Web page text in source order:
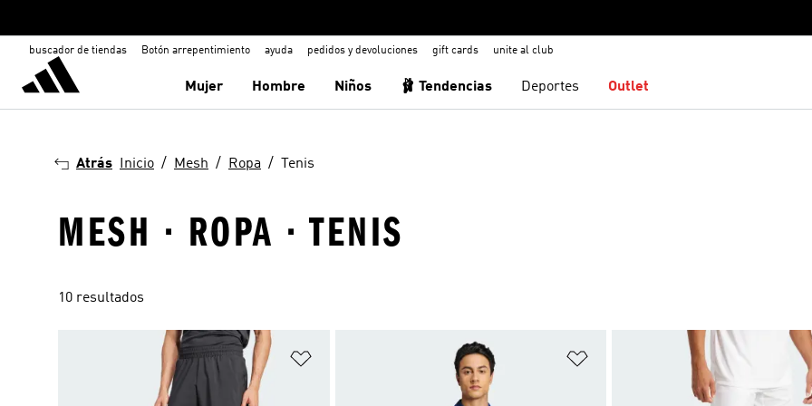
buscador de tiendas Botón arrepentimiento ayuda pedidos y devoluciones gift cards unite al club
Mujer Hombre Niños 🩰 Tendencias Deportes Outlet
Atrás Inicio Mesh Ropa Tenis
MESH · ROPA · TENIS
10 resultados
Añadir a la lista de deseos Añadir a la lista de deseos